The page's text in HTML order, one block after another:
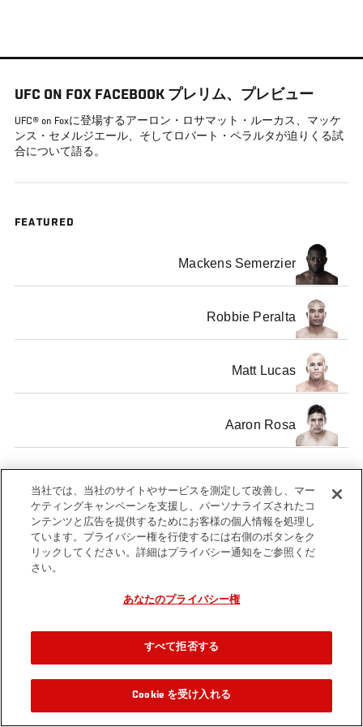
ン
ン
テ
ン
ツ
動
UFC ON FOX FACEBOOK プレリム、プレビュー
UFC® on Foxに登場するアーロン・ロサマット・ルーカス、マッケ
ンス・セメルジエール、そしてロバート・ペラルタが迫りくる試
合について語る。
FEATURED
Mackens Semerzier
Robbie Peralta
Matt Lucas
Aaron Rosa
Tags UFC on Fox
当社では、当社のサイトやサービスを測定して改善し、マー
ケティングキャンペーンを支援し、パーソナライズされたコ
ンテンツと広告を提供するためにお客様の個人情報を処理し
ています。プライバシー権を行使するには右側のボタンをク
リックしてください。詳細はプライバシー通知をご参照くだ
さい。
あなたのプライバシー権
すべて拒否する
Cookie を受け入れる